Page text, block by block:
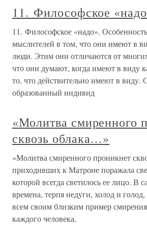
11. Философское
11. Философское «надо».
мыслителей в том, что они имеют в
люди. Этим они отличаются от
что они думают, когда имеют в виду
то, что действительно имеют в виду.
образованный индивид
«Молитва смиренного
сквозь облака…»
«Молитва смиренного проникнет
приходивших к Матроне поражала
которой всегда светилось ее лицо. В
времена, терпя недуги, холод и
всем своим близким пример
каждого человека,